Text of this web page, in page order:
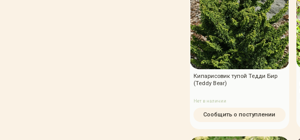
Кипарисовик тупой Тедди Бир
(Teddy Bear)
Нет в наличии
Сообщить о поступлении